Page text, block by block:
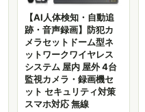
【AI人体検知・自動追
跡・音声録画】防犯カ
メラセットドーム型ネ
ットワークワイヤレス
システム 屋内 屋外 4台
監視カメラ・録画機セ
ット セキュリティ対策
スマホ対応 無線